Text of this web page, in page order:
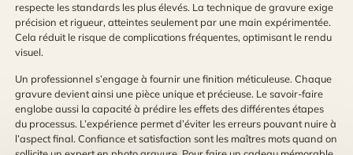
respecte les standards les plus élevés. La technique de gravure exige
précision et rigueur, atteintes seulement par une main expérimentée.
Cela réduit le risque de complications fréquentes, optimisant le rendu
visuel.
Un professionnel s’engage à fournir une finition méticuleuse. Chaque
gravure devient ainsi une pièce unique et précieuse. Le savoir-faire
englobe aussi la capacité à prédire les effets des différentes étapes
du processus. L’expérience permet d’éviter les erreurs pouvant nuire à
l’aspect final. Confiance et satisfaction sont les maîtres mots quand on